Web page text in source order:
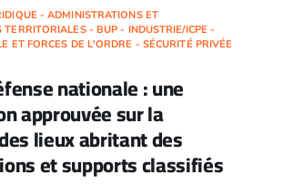
- ADMINISTRATIONS ET
TERRITORIALES - BUP - INDUSTRIE/ICPE -
ET FORCES DE L'ORDRE - SÉCURITÉ PRIVÉE
nationale : une
approuvée sur la
lieux abritant des
et supports classifiés